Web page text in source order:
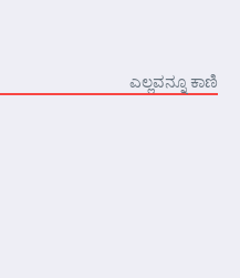
ಎಲ್ಲವನ್ನೂ ಕಾಣಿ